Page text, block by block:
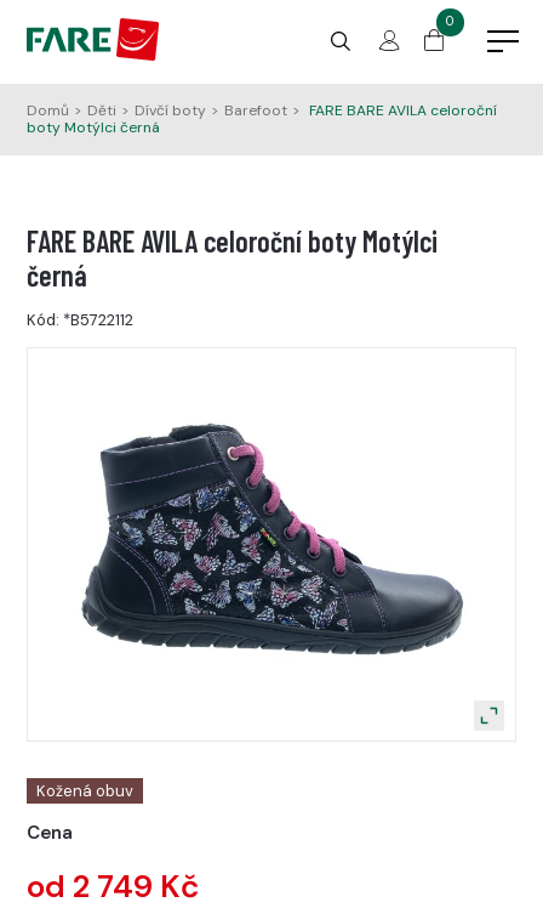
0
Domů > Děti > Dívčí boty > Barefoot > FARE BARE AVILA celoroční
boty Motýlci černá
FARE BARE AVILA celoroční boty Motýlci
černá
Kód: *B5722112
Kožená obuv
Cena
od 2 749 Kč